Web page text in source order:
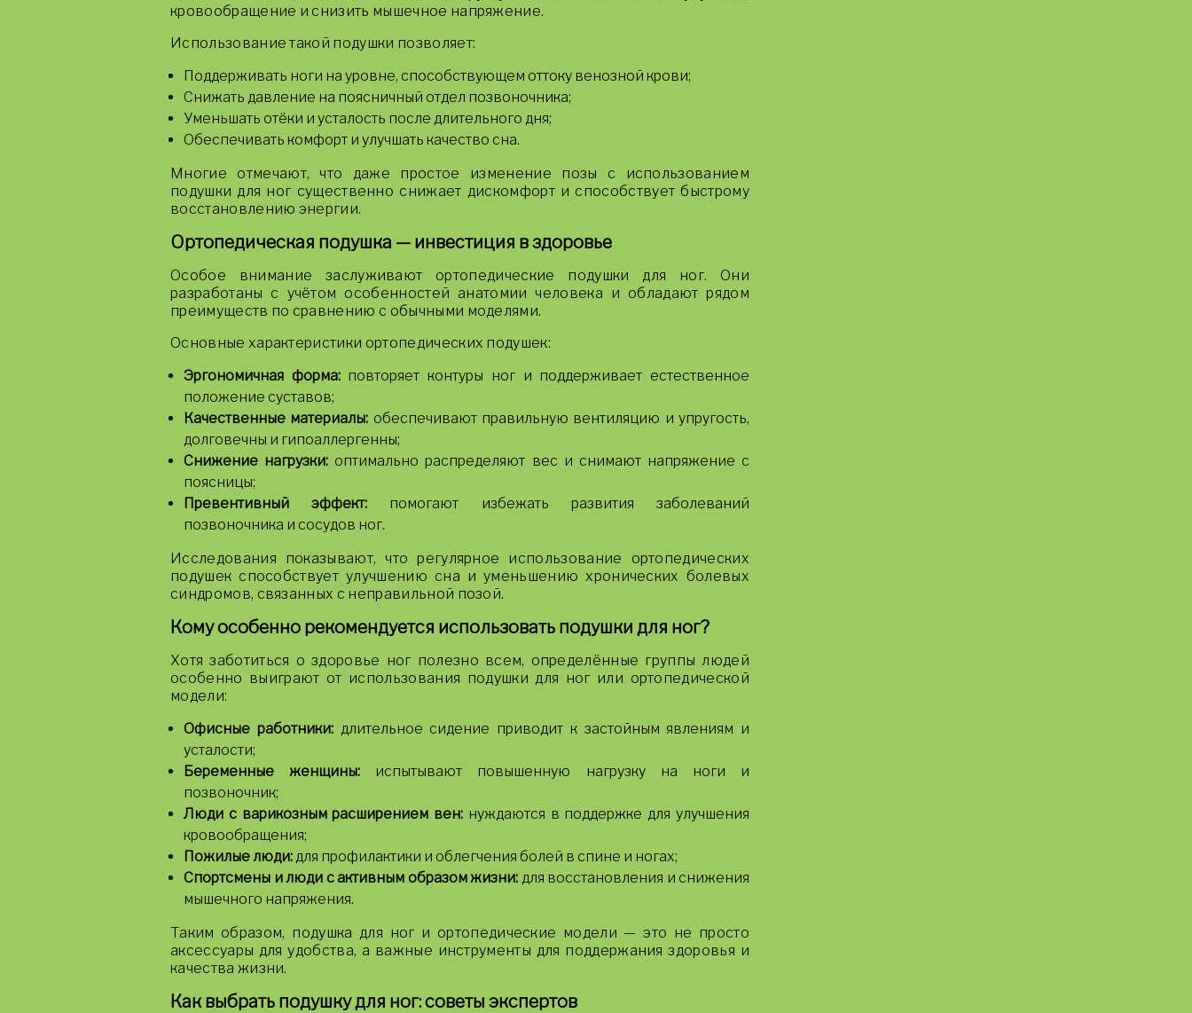
кровообращение и снизить мышечное напряжение.
Использование такой подушки позволяет:
Поддерживать ноги на уровне, способствующем оттоку венозной крови;
Снижать давление на поясничный отдел позвоночника;
Уменьшать отёки и усталость после длительного дня;
Обеспечивать комфорт и улучшать качество сна.
Многие отмечают, что даже простое изменение позы с использованием
подушки для ног существенно снижает дискомфорт и способствует быстрому
восстановлению энергии.
Ортопедическая подушка — инвестиция в здоровье
Особое внимание заслуживают ортопедические подушки для ног. Они
разработаны с учётом особенностей анатомии человека и обладают рядом
преимуществ по сравнению с обычными моделями.
Основные характеристики ортопедических подушек:
Эргономичная форма:повторяет контуры ног и поддерживает естественное
положение суставов;
Качественные материалы: обеспечивают правильную вентиляцию и упругость,
долговечны и гипоаллергенны;
Снижение нагрузки: оптимально распределяют вес и снимают напряжение с
поясницы;
Превентивный эффект: помогают избежать развития заболеваний
позвоночника и сосудов ног.
Исследования показывают, что регулярное использование ортопедических
подушек способствует улучшению сна и уменьшению хронических болевых
синдромов, связанных с неправильной позой.
Кому особенно рекомендуется использовать подушки для ног?
Хотя заботиться о здоровье ног полезно всем, определённые группы людей
особенно выиграют от использования подушки для ног или ортопедической
модели:
Офисные работники:длительное сидение приводит к застойным явлениям и
усталости;
Беременные женщины: испытывают повышенную нагрузку на ноги и
позвоночник;
Люди с варикозным расширением вен: нуждаются в поддержке для улучшения
кровообращения;
Пожилые люди: для профилактики и облегчения болей в спине и ногах;
Спортсмены и люди с активным образом жизни: для восстановления и снижения
мышечного напряжения.
Таким образом, подушка для ног и ортопедические модели — это не просто
аксессуары для удобства, а важные инструменты для поддержания здоровья и
качества жизни.
Как выбрать подушку для ног: советы экспертов